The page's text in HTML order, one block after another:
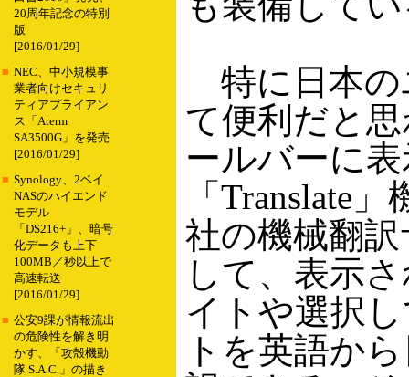
20周年記念の特別
版
[2016/01/29]
■ NEC、中小規模事
業者向けセキュリ
ティアプライアン
ス「Aterm
SA3500G」を発売
[2016/01/29]
■ Synology、2ベイ
NASのハイエンド
モデル
「DS216+」、暗号
化データも上下
100MB／秒以上で
高速転送
[2016/01/29]
■ 公安9課が情報流出
の危険性を解き明
かす、「攻殻機動
隊 S.A.C.」の描き
特に日本の
て便利だと
ールバーに
「Translate
社の機械翻
して、表示
イトや選択
トを英語か